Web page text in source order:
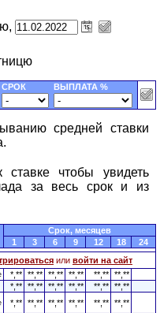
СРОК ВЫПЛАТА %
средней ставки
чтобы увидеть
за весь срок и из
Cрок, месяцев
1
3 6 9 12 18
24
или войти на сайт
*,** **,** **,** **,** **,** **,**
*,** **,** **,** **,** **,** **,**
*,** **,** **,** **,** **,** **,**